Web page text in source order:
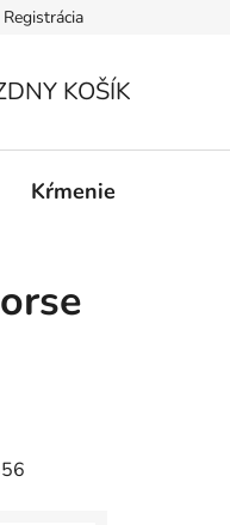
Registrácia
KOŠÍK
Kŕmenie